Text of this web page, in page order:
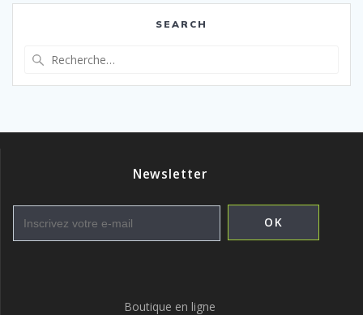
SEARCH
:
Newsletter
Boutique en ligne